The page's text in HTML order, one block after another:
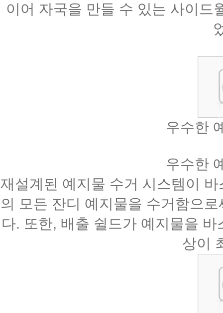
이어 자국을 만들 수 있는 사이드
우수한
우수한
재설계된 예지물 수거 시스템이
의 모든 잔디 예지물을 수거함으
다. 또한, 배출 쉴드가 예지물을
상이